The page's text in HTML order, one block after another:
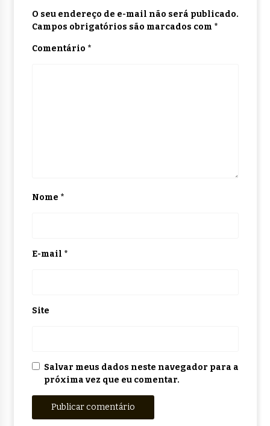
O seu endereço de e-mail não será publicado.
Campos obrigatórios são marcados com *
Comentário *
Nome *
E-mail *
Site
Salvar meus dados neste navegador para a
próxima vez que eu comentar.